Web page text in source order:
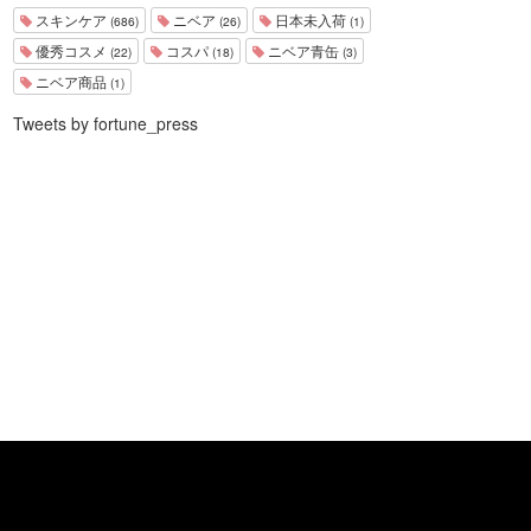
スキンケア (686) ニベア (26) 日本未入荷 (1)
優秀コスメ (22) コスパ (18) ニベア青缶 (3)
ニベア商品 (1)
Tweets by fortune_press